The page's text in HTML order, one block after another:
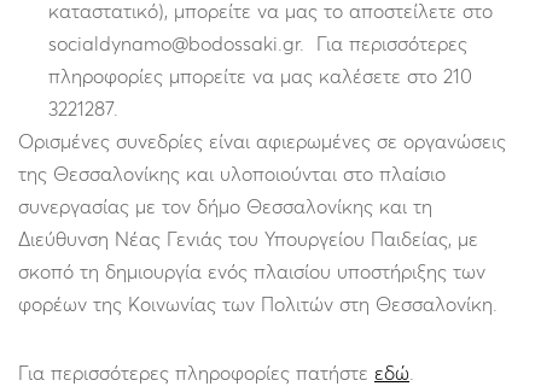
καταστατικό), μπορείτε να μας το αποστείλετε στο
socialdynamo@bodossaki.gr. Για περισσότερες
πληροφορίες μπορείτε να μας καλέσετε στο 210
3221287.
Ορισμένες συνεδρίες είναι αφιερωμένες σε οργανώσεις
της Θεσσαλονίκης και υλοποιούνται στο πλαίσιο
συνεργασίας με τον δήμο Θεσσαλονίκης και τη
Διεύθυνση Νέας Γενιάς του Υπουργείου Παιδείας, με
σκοπό τη δημιουργία ενός πλαισίου υποστήριξης των
φορέων της Κοινωνίας των Πολιτών στη Θεσσαλονίκη.
Για περισσότερες πληροφορίες πατήστε εδώ